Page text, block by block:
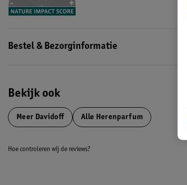
Bestel & Bezorginformatie
Bekijk ook
Meer Davidoff Alle Herenparfum
Hoe controleren wij de reviews?